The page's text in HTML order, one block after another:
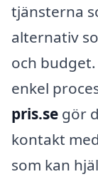
tjänsterna
alternativ
och
enkel
pris.se gör
kontakt
som kan